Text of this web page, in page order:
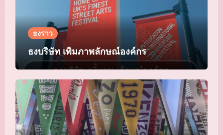
ธงราว
ธงบริษัท เพิ่มภาพลักษณ์องค์กร